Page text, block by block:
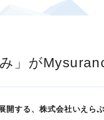
」が
開する、株式会社いえら